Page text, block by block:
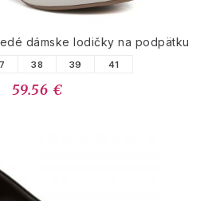
dámske lodičky na podpätku
38 39 41
59.56 €